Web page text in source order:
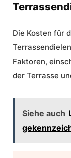
Die Kosten für
Faktoren,
der Terrasse
Siehe auch